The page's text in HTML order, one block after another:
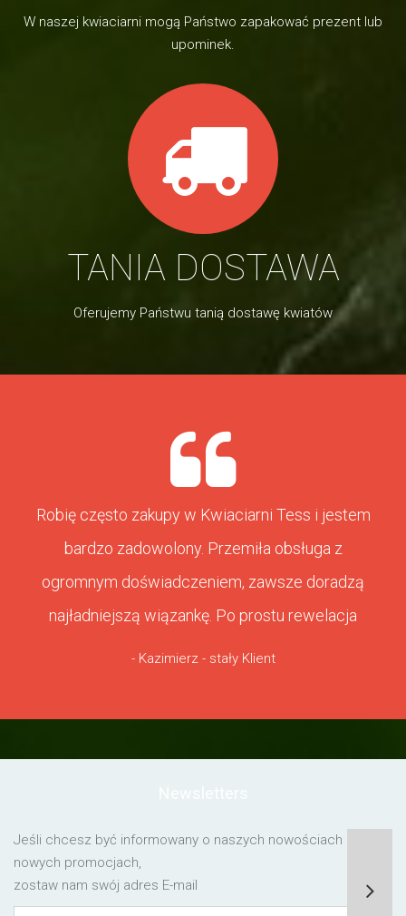
W naszej kwiaciarni mogą Państwo zapakować prezent lub
upominek.
TANIA DOSTAWA
Oferujemy Państwu tanią dostawę kwiatów
Robię często zakupy w Kwiaciarni Tess i jestem
bardzo zadowolony. Przemiła obsługa z
ogromnym doświadczeniem, zawsze doradzą
najładniejszą wiązankę. Po prostu rewelacja
- Kazimierz - stały Klient
Jeśli chcesz być informowany o naszych nowościach lub o
nowych promocjach,
zostaw nam swój adres E-mail